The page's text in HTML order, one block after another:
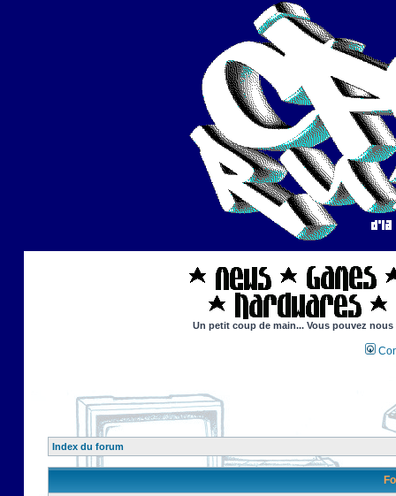
Un petit coup de main... Vous pouvez
Index du forum